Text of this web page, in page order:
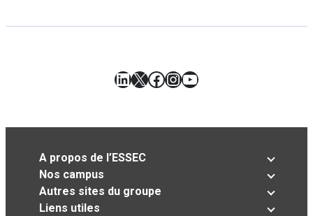
LinkedIn
X Facebook
Instagram
YouTube
A propos de l’ESSEC
Nos campus
Autres sites du groupe
Liens utiles